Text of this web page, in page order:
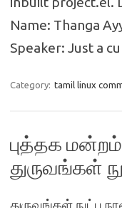
Name: Thanga
Speaker: Just a
Category: tamil linux
புத்தக
துருவங்கள்
துருவங்கள் நுட்ப